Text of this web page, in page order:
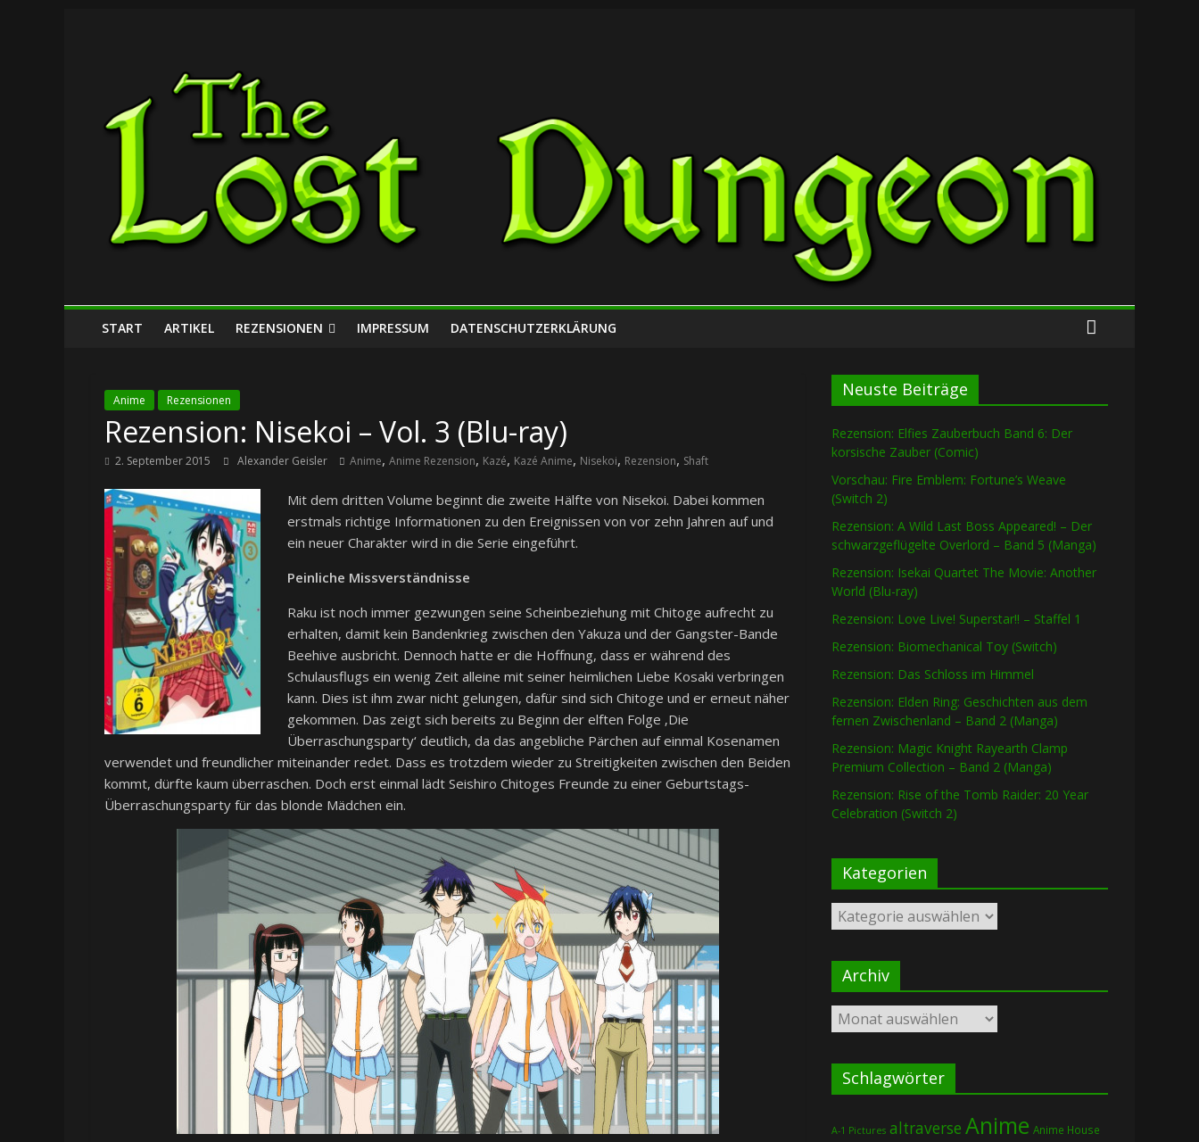
Lost
Dungeon
START ARTIKEL REZENSIONEN IMPRESSUM DATENSCHUTZERKLÄRUNG
Anime Rezensionen
Rezension: Nisekoi – Vol. 3 (Blu-ray)
2. September 2015 Alexander Geisler Anime, Anime Rezension, Kazé, Kazé Anime, Nisekoi, Rezension, Shaft
Mit dem dritten Volume beginnt die zweite Hälfte von Nisekoi. Dabei kommen
erstmals richtige Informationen zu den Ereignissen von vor zehn Jahren auf und
ein neuer Charakter wird in die Serie eingeführt.
Peinliche Missverständnisse
Raku ist noch immer gezwungen seine Scheinbeziehung mit Chitoge aufrecht zu
erhalten, damit kein Bandenkrieg zwischen den Yakuza und der Gangster-Bande
Beehive ausbricht. Dennoch hatte er die Hoffnung, dass er während des
Schulausflugs ein wenig Zeit alleine mit seiner heimlichen Liebe Kosaki verbringen
kann. Dies ist ihm zwar nicht gelungen, dafür sind sich Chitoge und er erneut näher
gekommen. Das zeigt sich bereits zu Beginn der elften Folge ‚Die
Überraschungsparty‘ deutlich, da das angebliche Pärchen auf einmal Kosenamen
verwendet und freundlicher miteinander redet. Dass es trotzdem wieder zu Streitigkeiten zwischen den Beiden
kommt, dürfte kaum überraschen. Doch erst einmal lädt Seishiro Chitoges Freunde zu einer Geburtstags-
Überraschungsparty für das blonde Mädchen ein.
Neuste Beiträge
Rezension: Elfies Zauberbuch Band 6: Der
korsische Zauber (Comic)
Vorschau: Fire Emblem: Fortune’s Weave
(Switch 2)
Rezension: A Wild Last Boss Appeared! – Der
schwarzgeflügelte Overlord – Band 5 (Manga)
Rezension: Isekai Quartet The Movie: Another
World (Blu-ray)
Rezension: Love Live! Superstar!! – Staffel 1
Rezension: Biomechanical Toy (Switch)
Rezension: Das Schloss im Himmel
Rezension: Elden Ring: Geschichten aus dem
fernen Zwischenland – Band 2 (Manga)
Rezension: Magic Knight Rayearth Clamp
Premium Collection – Band 2 (Manga)
Rezension: Rise of the Tomb Raider: 20 Year
Celebration (Switch 2)
Kategorien
Kategorien
Archiv
Archiv
Schlagwörter
A-1 Pictures altraverse Anime Anime House